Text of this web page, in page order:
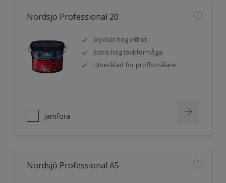
Nordsjö Professional 20
Mycket hög vithet
Extra hög täckförmåga
Utvecklad för proffsmålare
Jämföra
Nordsjö Professional A5